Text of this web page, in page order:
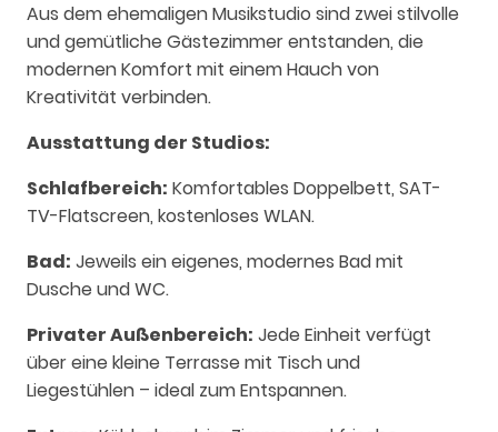
Aus dem ehemaligen Musikstudio sind zwei stilvolle
und gemütliche Gästezimmer entstanden, die
modernen Komfort mit einem Hauch von
Kreativität verbinden.
Ausstattung der Studios:
Schlafbereich: Komfortables Doppelbett, SAT-
TV-Flatscreen, kostenloses WLAN.
Bad: Jeweils ein eigenes, modernes Bad mit
Dusche und WC.
Privater Außenbereich: Jede Einheit verfügt
über eine kleine Terrasse mit Tisch und
Liegestühlen – ideal zum Entspannen.